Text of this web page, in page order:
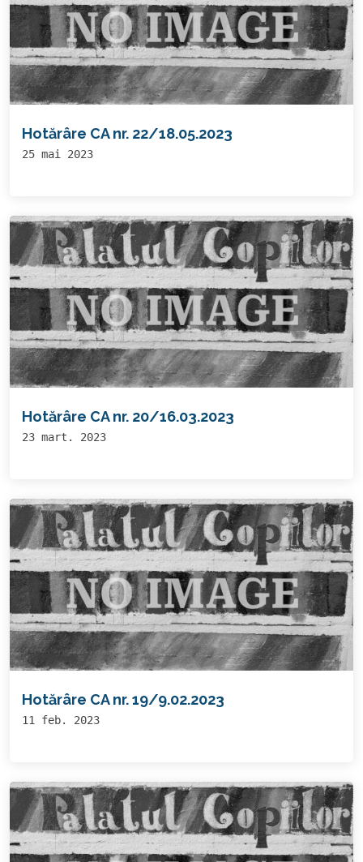
Hotărâre CA nr. 22/18.05.2023
25 mai 2023
Hotărâre CA nr. 20/16.03.2023
23 mart. 2023
Hotărâre CA nr. 19/9.02.2023
11 feb. 2023